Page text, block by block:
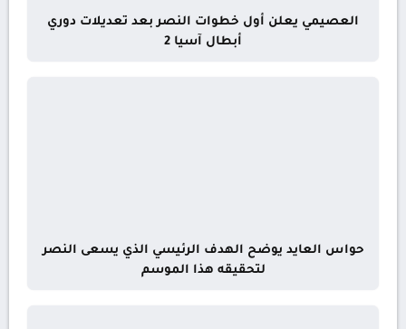
العصيمي يعلن أول خطوات النصر بعد تعديلات دوري
أبطال آسيا 2
حواس العايد يوضح الهدف الرئيسي الذي يسعى النصر
لتحقيقه هذا الموسم